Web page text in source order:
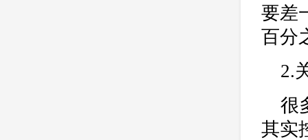
要差
百分
2.
很
其实